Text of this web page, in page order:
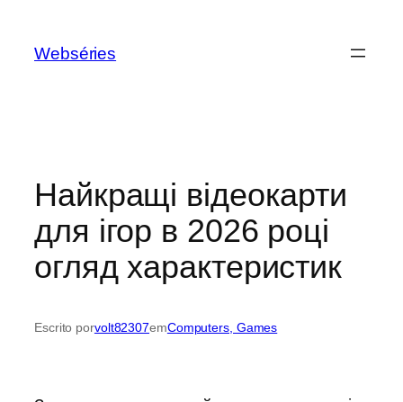
Webséries
Найкращі відеокарти
для ігор в 2026 році
огляд характеристик
Escrito porvolt82307emComputers, Games